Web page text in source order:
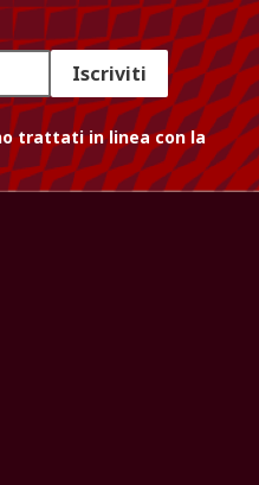
Iscriviti
trattati in linea con la